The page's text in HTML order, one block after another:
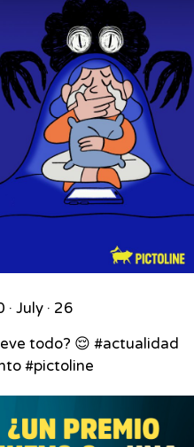
· July · 26
todo? 😌 #actualidad
#pictoline